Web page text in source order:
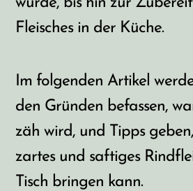
Fleisches in der Küche.
Im folgenden Artikel
den Gründen befassen,
zäh wird, und Tipps
zartes und saftiges
Tisch bringen kann.